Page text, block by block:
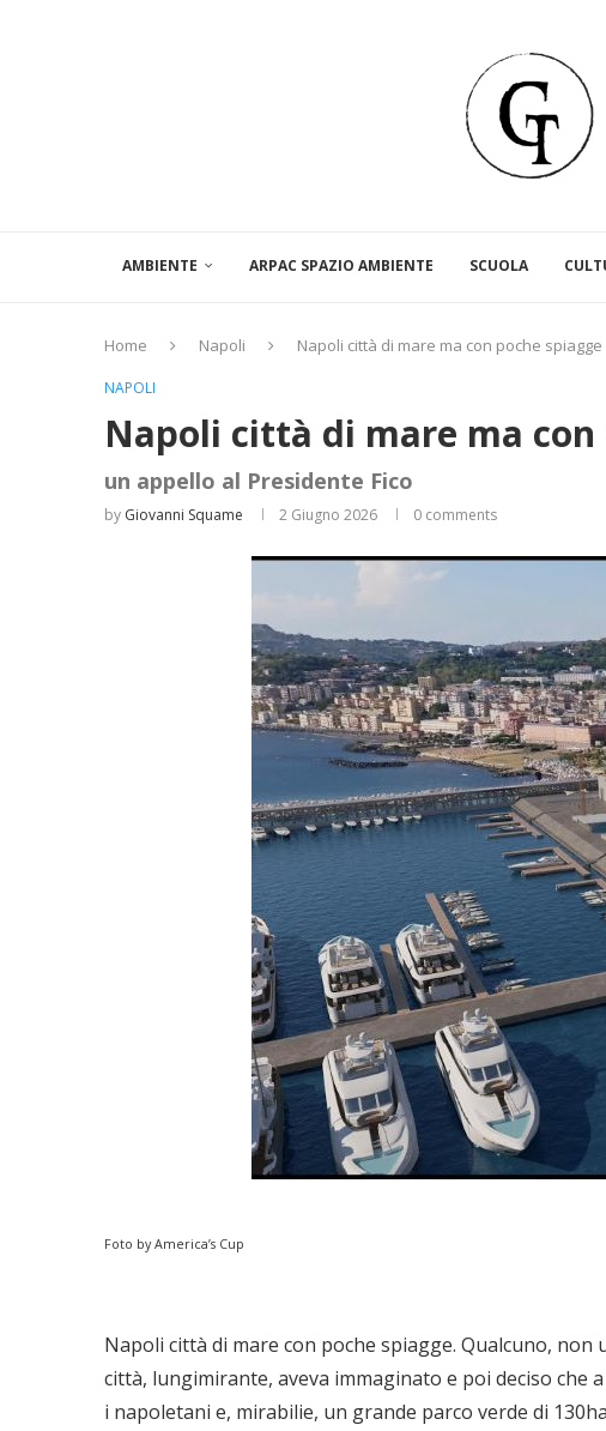
AMBIENTE ARPAC SPAZIO AMBIENTE SCUOLA
Home Napoli Napoli città di mare ma con poche spiagge
NAPOLI
Napoli città di mare ma con
un appello al Presidente Fico
by Giovanni Squame 2 Giugno 2026 0 comments
Foto by America’s Cup
Napoli città di mare con poche spiagge. Qualcuno, non
città, lungimirante, aveva immaginato e poi deciso che
i napoletani e, mirabilie, un grande parco verde di